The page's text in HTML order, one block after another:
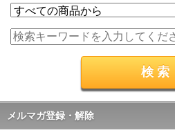
メルマガ登録・解除